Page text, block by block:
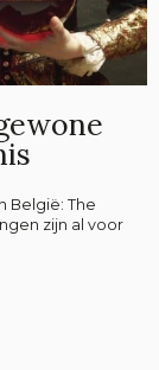
België: The
zijn al voor